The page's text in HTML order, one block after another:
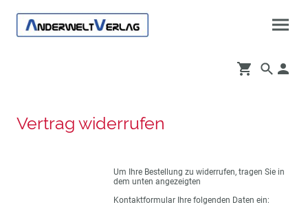
Vertrag widerrufen
Um Ihre Bestellung zu widerrufen, tragen Sie in
dem unten angezeigten
Kontaktformular Ihre folgenden Daten ein: